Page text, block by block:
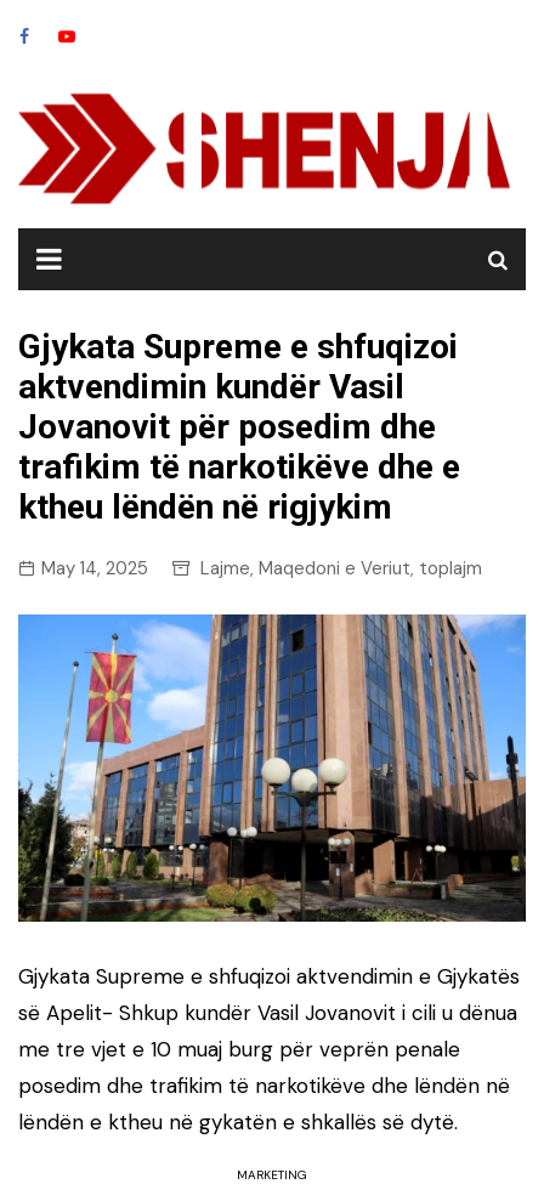
Gjykata Supreme e shfuqizoi
aktvendimin kundër Vasil
Jovanovit për posedim dhe
trafikim të narkotikëve dhe e
ktheu lëndën në rigjykim
May 14, 2025 Lajme, Maqedoni e Veriut, toplajm
Gjykata Supreme e shfuqizoi aktvendimin e Gjykatës
së Apelit- Shkup kundër Vasil Jovanovit i cili u dënua
me tre vjet e 10 muaj burg për veprën penale
posedim dhe trafikim të narkotikëve dhe lëndën në
lëndën e ktheu në gykatën e shkallës së dytë.
MARKETING